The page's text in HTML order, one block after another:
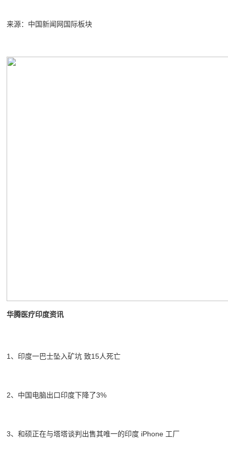
来源：中国新闻网国际板块
华腾医疗印度资讯
1、印度一巴士坠入矿坑 致15人死亡
2、中国电脑出口印度下降了3%
3、和硕正在与塔塔谈判出售其唯一的印度 iPhone 工厂